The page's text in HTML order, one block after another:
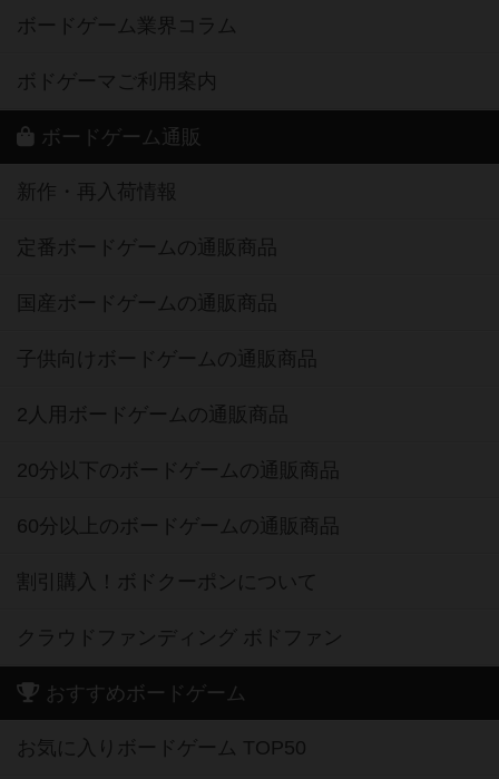
ボードゲーム業界コラム
ボドゲーマご利用案内
ボードゲーム通販
新作・再入荷情報
定番ボードゲームの通販商品
国産ボードゲームの通販商品
子供向けボードゲームの通販商品
2人用ボードゲームの通販商品
20分以下のボードゲームの通販商品
60分以上のボードゲームの通販商品
割引購入！ボドクーポンについて
クラウドファンディング ボドファン
おすすめボードゲーム
お気に入りボードゲーム TOP50